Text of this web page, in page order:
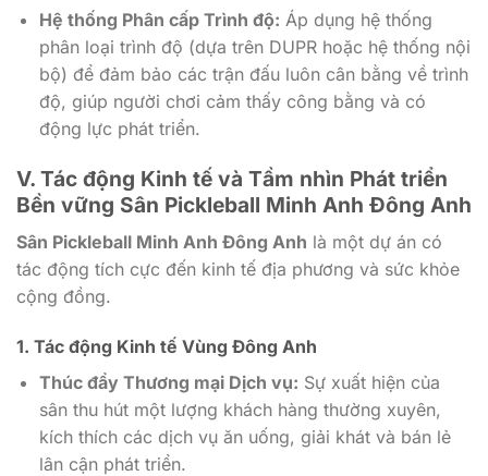
Hệ thống Phân cấp Trình độ: Áp dụng hệ thống
phân loại trình độ (dựa trên DUPR hoặc hệ thống nội
bộ) để đảm bảo các trận đấu luôn cân bằng về trình
độ, giúp người chơi cảm thấy công bằng và có
động lực phát triển.
V. Tác động Kinh tế và Tầm nhìn Phát triển
Bền vững Sân Pickleball Minh Anh Đông Anh
Sân Pickleball Minh Anh Đông Anh là một dự án có
tác động tích cực đến kinh tế địa phương và sức khỏe
cộng đồng.
1. Tác động Kinh tế Vùng Đông Anh
Thúc đẩy Thương mại Dịch vụ: Sự xuất hiện của
sân thu hút một lượng khách hàng thường xuyên,
kích thích các dịch vụ ăn uống, giải khát và bán lẻ
lân cận phát triển.